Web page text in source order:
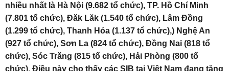
nhiều nhất là Hà Nội (9.682 tổ chức), TP. Hồ Chí Minh
(7.801 tổ chức), Đăk Lăk (1.540 tổ chức), Lâm Đồng
(1.299 tổ chức), Thanh Hóa (1.137 tổ chức),) Nghệ An
(927 tổ chức), Sơn La (824 tổ chức), Đồng Nai (818 tổ
chức), Sóc Trăng (815 tổ chức), Hải Phòng (800 tổ
chức). Điều này cho thấy các SIB tại Việt Nam đang tăng